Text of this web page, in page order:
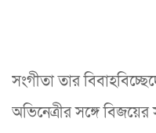
সংগীতা তার
অভিনেত্রীর সঙ্গে